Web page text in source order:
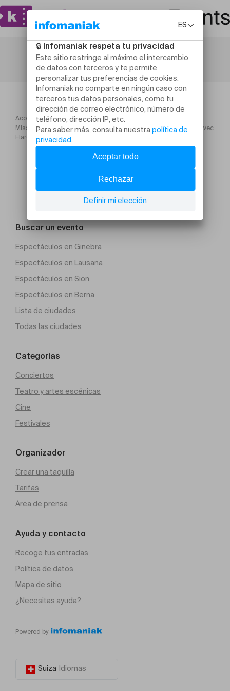
Acogida
Mission : Plan de table pour un mariage au Mathscope UNIGE – Avec
Elargis tes Horizons
Buscar un evento
Espectáculos en Ginebra
Espectáculos en Lausana
Espectáculos en Sion
Espectáculos en Berna
Lista de ciudades
Todas las ciudades
Categorías
Conciertos
Teatro y artes escénicas
Cine
Festivales
Organizador
Crear una taquilla
Tarifas
Área de prensa
Ayuda y contacto
Recoge tus entradas
Política de datos
Mapa de sitio
¿Necesitas ayuda?
Powered by
Suiza Idiomas